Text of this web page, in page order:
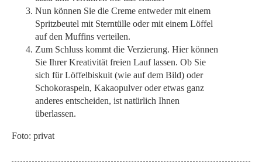
Nun können Sie die Creme entweder mit einem
Spritzbeutel mit Sterntülle oder mit einem Löffel
auf den Muffins verteilen.
Zum Schluss kommt die Verzierung. Hier können
Sie Ihrer Kreativität freien Lauf lassen. Ob Sie
sich für Löffelbiskuit (wie auf dem Bild) oder
Schokoraspeln, Kakaopulver oder etwas ganz
anderes entscheiden, ist natürlich Ihnen
überlassen.
Foto: privat